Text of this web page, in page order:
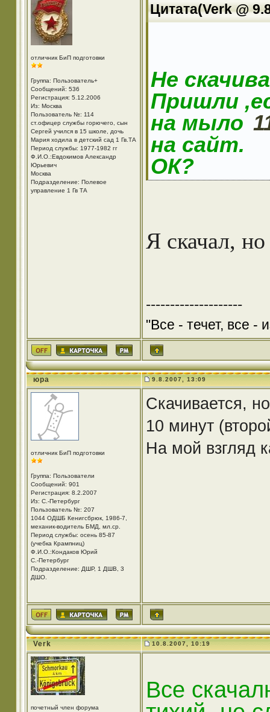
отличник БиП подготовки
Группа: Пользователь+
Сообщений: 536
Регистрация: 5.12.2006
Из: Москва
Пользователь №: 114
ст.офицер службы горючего, сын
Сергей учился в 15 школе, дочь
Мария ходила в детский сад 1 Гв.ТА
Период службы: 1977-1982 гг
Ф.И.О.:Евдокимов Александр
Юрьевич
Москва
Подразделение: Полевое
управление 1 Гв ТА
Цитата(Verk @
Не
Пришли
на мыло
на сайт.
ОК?
Я скачал,
--------------------
"Все - течет, все -
юра 9.8.2007, 13:09
отличник БиП подготовки
Группа: Пользователи
Сообщений: 901
Регистрация: 8.2.2007
Из: С.-Петербург
Пользователь №: 207
1044 ОДШБ Кенигсбрюк, 1986-7,
механик-водитель БМД, мл.ср.
Период службы: осень 85-87
(учебка Крампниц)
Ф.И.О.:Кондаков Юрий
С.-Петербург
Подразделение: ДШР, 1 ДШВ, 3
ДШО.
Скачивается,
10 минут
На мой взгляд
Verk 10.8.2007, 10:19
почетный член форума
Все